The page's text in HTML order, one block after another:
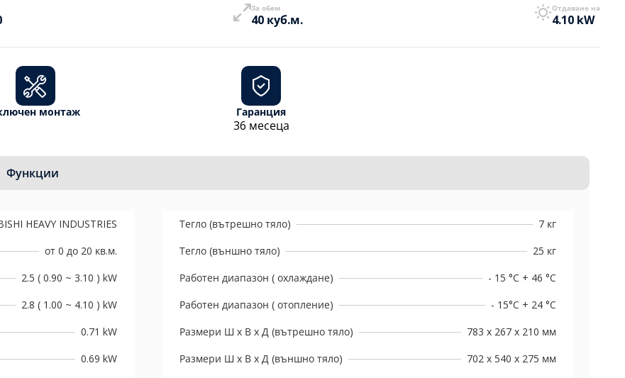
За обем
40 куб.м.
Отдаване на
4.10 kW
монтаж Гаранция
36 месеца
Функции
HEAVY INDUSTRIES
от 0 до 20 кв.м.
2.5 ( 0.90 ~ 3.10 ) kW
2.8 ( 1.00 ~ 4.10 ) kW
0.71 kW
0.69 kW
Тегло (вътрешно тяло)
7 кг
Тегло (външно тяло)
25 кг
Работен диапазон ( охлаждане)
- 15 °C + 46 °C
Работен диапазон ( отопление)
- 15°C + 24 °C
Размери Ш х В х Д (вътрешно тяло)
783 х 267 х 210 мм
Размери Ш х В х Д (външно тяло)
702 х 540 х 275 мм